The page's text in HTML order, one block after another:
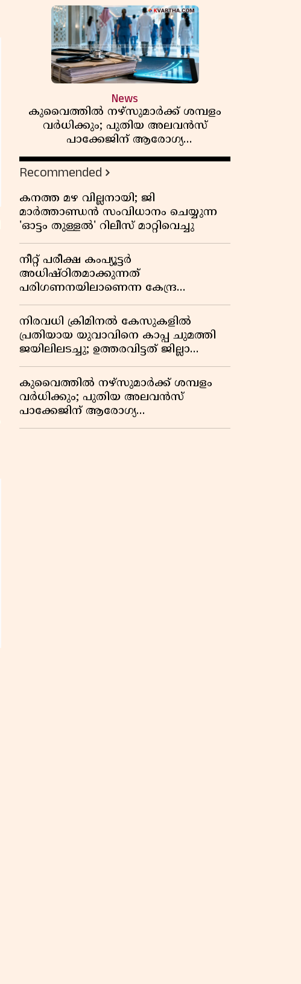
News
കുവൈത്തിൽ നഴ്‌സുമാർക്ക് ശമ്പളം
വർധിക്കും; പുതിയ അലവൻസ്
പാക്കേജിന് ആരോഗ്യ
മന്ത്രാലയത്തിൻ്റെ അംഗീകാരം
Recommended
കനത്ത മഴ വില്ലനായി; ജി
മാർത്താണ്ഡൻ സംവിധാനം ചെയ്യുന്ന
'ഓട്ടം തുള്ളൽ' റിലീസ് മാറ്റിവെച്ചു
നീറ്റ് പരീക്ഷ കംപ്യൂട്ടർ
അധിഷ്ഠിതമാക്കുന്നത്
പരിഗണനയിലാണെന്ന കേന്ദ്ര
സർക്കാരിൻ്റെ സത്യവാങ്മൂലത്തിൽ
മറുപടി നൽകാൻ ഹർജിക്കാരോട്
സുപ്രീംകോടതി
നിരവധി ക്രിമിനൽ കേസുകളിൽ
പ്രതിയായ യുവാവിനെ കാപ്പ ചുമത്തി
ജയിലിലടച്ചു; ഉത്തരവിട്ടത് ജില്ലാ
കളക്ടർ
കുവൈത്തിൽ നഴ്‌സുമാർക്ക് ശമ്പളം
വർധിക്കും; പുതിയ അലവൻസ്
പാക്കേജിന് ആരോഗ്യ
മന്ത്രാലയത്തിൻ്റെ അംഗീകാരം